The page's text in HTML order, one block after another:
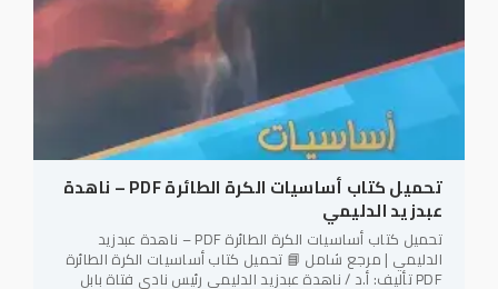
تحميل كتاب أساسيات الكرة الطائرة PDF – ناهدة
عبدزيد الدليمي
تحميل كتاب أساسيات الكرة الطائرة PDF – ناهدة عبدزيد
الدليمي | مرجع شامل 📘 تحميل كتاب أساسيات الكرة الطائرة
PDF تأليف: أ.د / ناهدة عبدزيد الدليمي رئيس نادي فتاة بابل